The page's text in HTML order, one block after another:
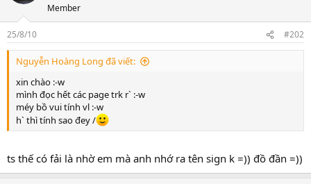
Member
25/8/10 #202
Nguyễn Hoàng Long đã viết:
xin chào :-w
mình đọc hết các page trk r` :-w
méy bồ vui tính vl :-w
h` thì tính sao đey /
ts thế có fải là nhờ em mà anh nhớ ra tên sign k =)) đồ đần =))